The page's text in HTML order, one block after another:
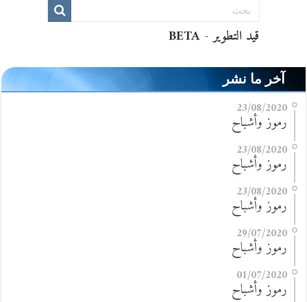
آخر ما نشر
23/08/2020
رموز وأشباح
23/08/2020
رموز وأشباح
23/08/2020
رموز وأشباح
29/07/2020
رموز وأشباح
01/07/2020
رموز وأشباح